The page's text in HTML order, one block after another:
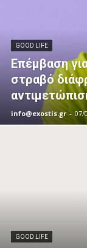
GOOD LIFE
Επέμβαση
στραβό
info@exostis.gr - 07/
GOOD LIFE